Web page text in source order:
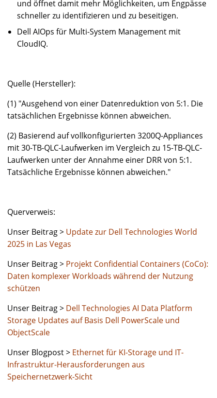
und öffnet damit mehr Möglichkeiten, um Engpässe
schneller zu identifizieren und zu beseitigen.
Dell AIOps für Multi-System Management mit
CloudIQ.
Quelle (Hersteller):
(1) "Ausgehend von einer Datenreduktion von 5:1. Die
tatsächlichen Ergebnisse können abweichen.
(2) Basierend auf vollkonfigurierten 3200Q-Appliances
mit 30-TB-QLC-Laufwerken im Vergleich zu 15-TB-QLC-
Laufwerken unter der Annahme einer DRR von 5:1.
Tatsächliche Ergebnisse können abweichen."
Querverweis:
Unser Beitrag > Update zur Dell Technologies World
2025 in Las Vegas
Unser Beitrag > Projekt Confidential Containers (CoCo):
Daten komplexer Workloads während der Nutzung
schützen
Unser Beitrag > Dell Technologies AI Data Platform
Storage Updates auf Basis Dell PowerScale und
ObjectScale
Unser Blogpost > Ethernet für KI-Storage und IT-
Infrastruktur-Herausforderungen aus
Speichernetzwerk-Sicht